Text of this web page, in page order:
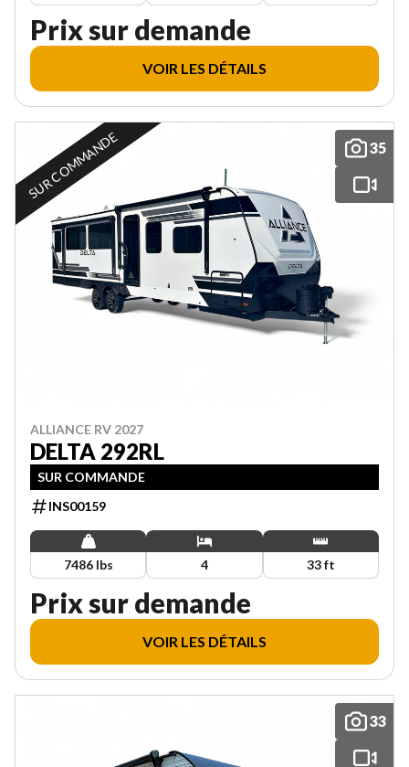
Prix sur demande
VOIR LES DÉTAILS
35
SUR COMMANDE
ALLIANCE RV 2027
DELTA 292RL
SUR COMMANDE
INS00159
7486 lbs 4 33 ft
Prix sur demande
VOIR LES DÉTAILS
33